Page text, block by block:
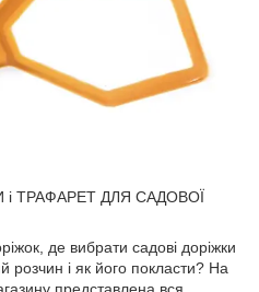
і ТРАФАРЕТ ДЛЯ САДОВОЇ
де вибрати садові доріжки
і як його покласти? На